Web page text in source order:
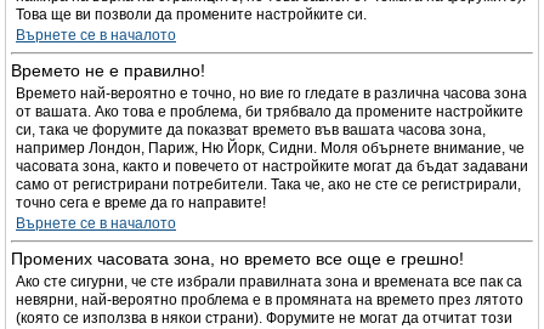
Това ще ви позволи да промените настройките си.
Върнете се в началото
Времето не е правилно!
Времето най-вероятно е точно, но вие го гледате в различна часова зона
от вашата. Ако това е проблема, би трябвало да промените настройките
си, така че форумите да показват времето във вашата часова зона,
например Лондон, Париж, Ню Йорк, Сидни. Моля обърнете внимание, че
часовата зона, както и повечето от настройките могат да бъдат задавани
само от регистрирани потребители. Така че, ако не сте се регистрирали,
точно сега е време да го направите!
Върнете се в началото
Промених часовата зона, но времето все още е грешно!
Ако сте сигурни, че сте избрали правилната зона и времената все пак са
невярни, най-вероятно проблема е в промяната на времето през лятото
(която се използва в някои страни). Форумите не могат да отчитат този